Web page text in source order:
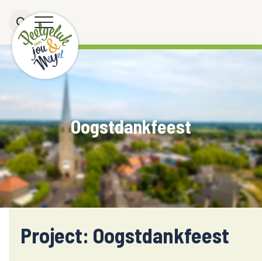
Oogstdankfeest
Project: Oogstdankfeest